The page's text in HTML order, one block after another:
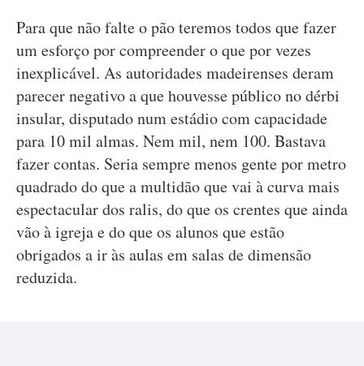
Para que não falte o pão teremos todos que fazer
um esforço por compreender o que por vezes
inexplicável. As autoridades madeirenses deram
parecer negativo a que houvesse público no dérbi
insular, disputado num estádio com capacidade
para 10 mil almas. Nem mil, nem 100. Bastava
fazer contas. Seria sempre menos gente por metro
quadrado do que a multidão que vai à curva mais
espectacular dos ralis, do que os crentes que ainda
vão à igreja e do que os alunos que estão
obrigados a ir às aulas em salas de dimensão
reduzida.